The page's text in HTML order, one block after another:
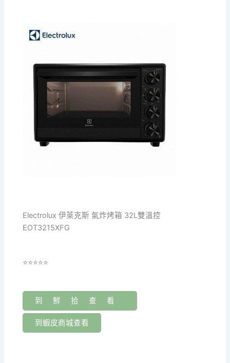
Electrolux 伊萊克斯 氣炸烤箱 32L雙溫控
EOT3215XFG
⭐⭐⭐⭐⭐
到鮮拾查看
到蝦皮商城查看